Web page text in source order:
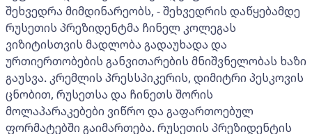
შეხვედრა მიმდინარეობს, - შეხვედრის დაწყებამდე
რუსეთის პრეზიდენტმა ჩინელ კოლეგას
ვიზიტისთვის მადლობა გადაუხადა და
ურთიერთობების განვითარების მნიშვნელობას ხაზი
გაუსვა. კრემლის პრესსპიკერის, დიმიტრი პესკოვის
ცნობით, რუსეთსა და ჩინეთს შორის
მოლაპარაკებები ვიწრო და გაფართოებულ
ფორმატებში გაიმართება. რუსეთის პრეზიდენტის